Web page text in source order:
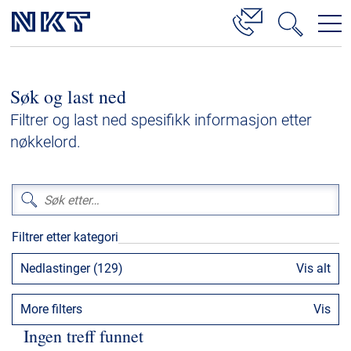
Høyspenningskabelløsninger
Kabelservice
Lavspenning
Høyspenningskabeltilbehør
Mellomspenningskabeltilbehør
Referanser
Nedlastinger
Søk og last ned
Filtrer og last ned spesifikk informasjon etter
nøkkelord.
Filtrer etter kategori
Nedlastinger (129) Vis alt
More filters Vis
Ingen treff funnet